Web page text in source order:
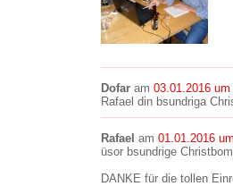
Dofar am 03.01.2016
Rafael din bsundriga
Rafael am 01.01.2016
üsor bsundrige
DANKE für die tollen